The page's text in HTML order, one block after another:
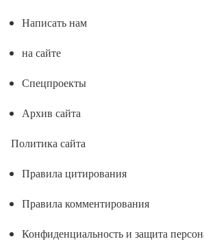
Написать нам
на сайте
Спецпроекты
Архив сайта
Политика сайта
Правила цитирования
Правила комментирования
Конфиденциальность и защита